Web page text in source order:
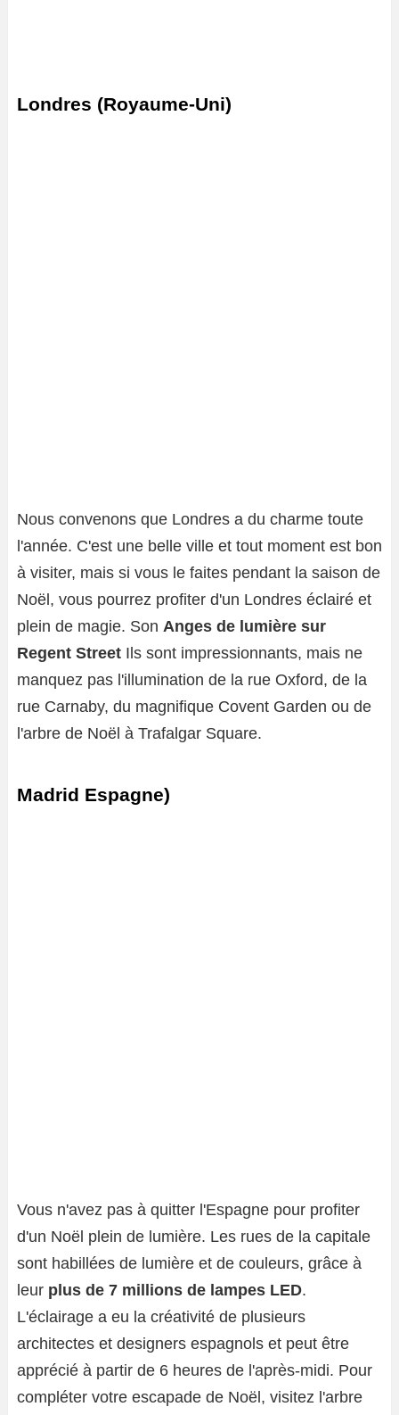
Londres (Royaume-Uni)
Nous convenons que Londres a du charme toute
l'année. C'est une belle ville et tout moment est bon
à visiter, mais si vous le faites pendant la saison de
Noël, vous pourrez profiter d'un Londres éclairé et
plein de magie. Son Anges de lumière sur
Regent Street Ils sont impressionnants, mais ne
manquez pas l'illumination de la rue Oxford, de la
rue Carnaby, du magnifique Covent Garden ou de
l'arbre de Noël à Trafalgar Square.
Madrid Espagne)
Vous n'avez pas à quitter l'Espagne pour profiter
d'un Noël plein de lumière. Les rues de la capitale
sont habillées de lumière et de couleurs, grâce à
leur plus de 7 millions de lampes LED.
L'éclairage a eu la créativité de plusieurs
architectes et designers espagnols et peut être
apprécié à partir de 6 heures de l'après-midi. Pour
compléter votre escapade de Noël, visitez l'arbre